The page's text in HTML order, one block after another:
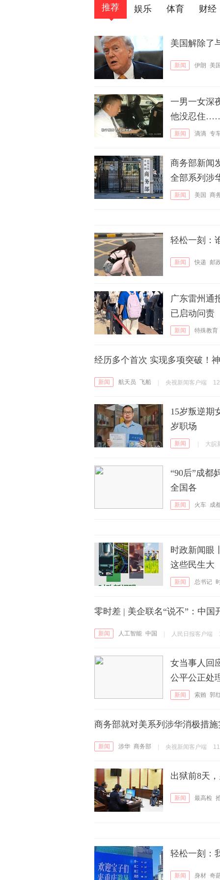
推荐 娱乐 体育 财经
美国解除了
新闻 伊朗 美
一男一女深
他没忍住
新闻 滴滴 专
商务部新闻
全部系列涉
新闻 美国 商
轻松一刻：
新闻 快递 邮
广东雷州通
已启动问责
新闻 特殊教育
经历多个首次 实现多项突破！
新闻 航天员 飞船 央视新闻客户端
15岁叛逆期
岁职场
新闻 大皖
“90后”成都
全国各
新闻 火车 成
时政新闻眼
这些民生大
新闻 总书记
零时差 | 美企联名“说不”：中国
新闻 人工智能 中国 人民日报客户端
女当事人回
公平公正处
新闻 索贿 郭
商务部就对美系列涉华消极措
新闻 涉华 商务部 央视新闻客户端
出狱前8天
新闻 最高检
轻松一刻：
新闻 身材 奇